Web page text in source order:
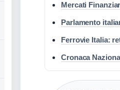
Mercati
Parlamento
Ferrovie Italia:
Cronaca